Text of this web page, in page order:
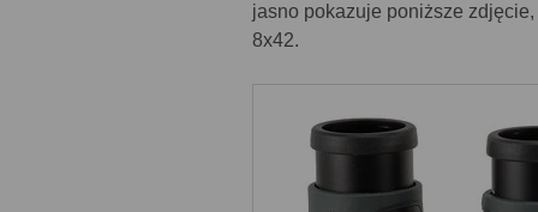
jasno pokazuje poniższe
8x42.